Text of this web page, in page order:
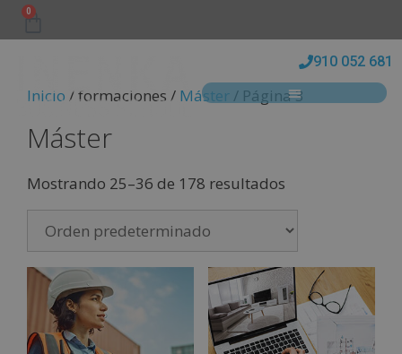
0
910 052 681
Inicio / formaciones / Máster / Página 3
Máster
Mostrando 25–36 de 178 resultados